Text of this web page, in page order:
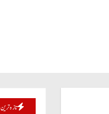
تازہ ترین